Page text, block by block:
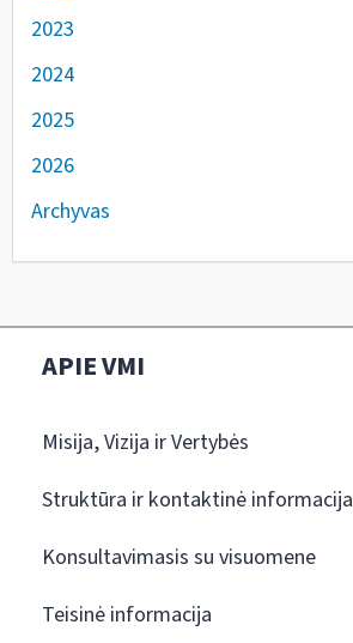
2023
2024
2025
2026
Archyvas
APIE VMI
Misija, Vizija ir Vertybės
Struktūra ir kontaktinė informacija
Konsultavimasis su visuomene
Teisinė informacija